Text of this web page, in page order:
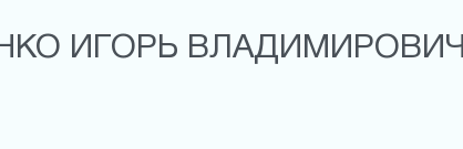
ИГОРЬ ВЛАДИМИРОВИЧ